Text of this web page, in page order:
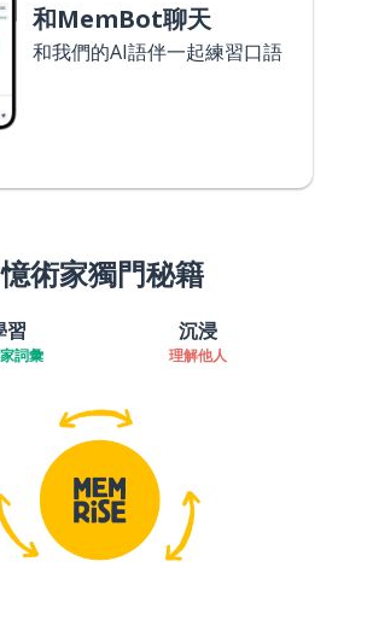
和MemBot聊天
和我們的AI語伴一起練習口語
憶術家獨門秘籍
習
詞彙
沉浸
理解他人